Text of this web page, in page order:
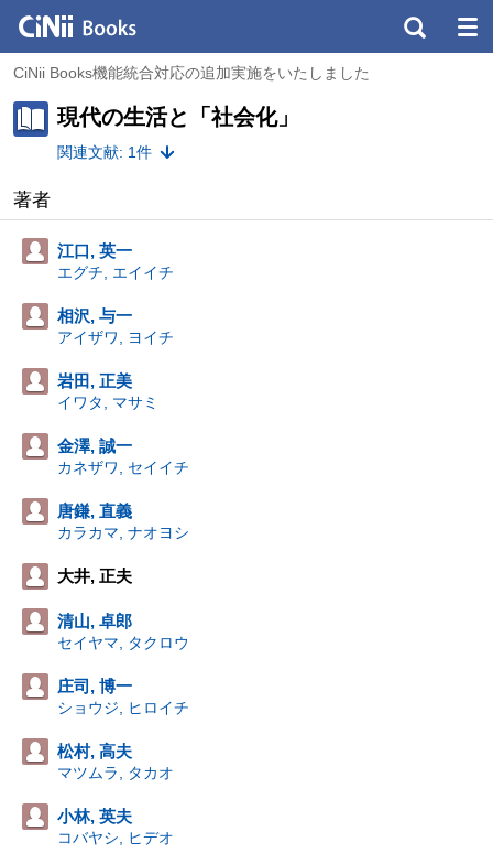
CiNii Books機能統合対応の追加実施をいたしました
現代の生活と「社会化」
関連文献: 1件
著者
江口, 英一
エグチ, エイイチ
相沢, 与一
アイザワ, ヨイチ
岩田, 正美
イワタ, マサミ
金澤, 誠一
カネザワ, セイイチ
唐鎌, 直義
カラカマ, ナオヨシ
大井, 正夫
清山, 卓郎
セイヤマ, タクロウ
庄司, 博一
ショウジ, ヒロイチ
松村, 高夫
マツムラ, タカオ
小林, 英夫
コバヤシ, ヒデオ